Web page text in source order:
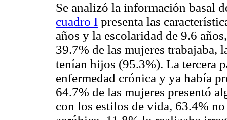
Se analizó la información basal
cuadro I presenta las
años y la escolaridad de 9.6
39.7% de las mujeres
tenían hijos (95.3%). La tercera
enfermedad crónica y ya había
64.7% de las mujeres presentó
con los estilos de vida, 63.4%